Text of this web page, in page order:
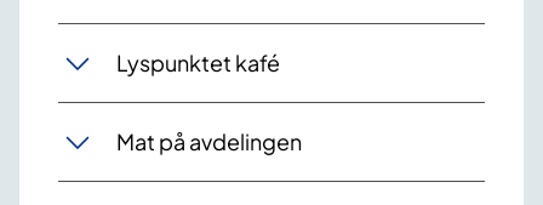
Lyspunktet kafé
Mat på avdelingen